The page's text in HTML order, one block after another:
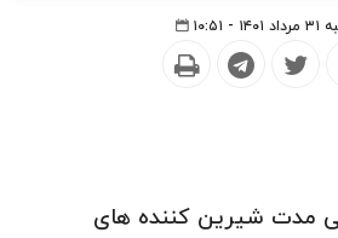
۱۰:۵۱
مدت شیرین کننده های